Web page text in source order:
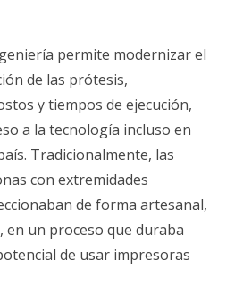
permite modernizar el
de las prótesis,
y tiempos de ejecución,
a la tecnología incluso en
Tradicionalmente, las
con extremidades
de forma artesanal,
en un proceso que duraba
de usar impresoras